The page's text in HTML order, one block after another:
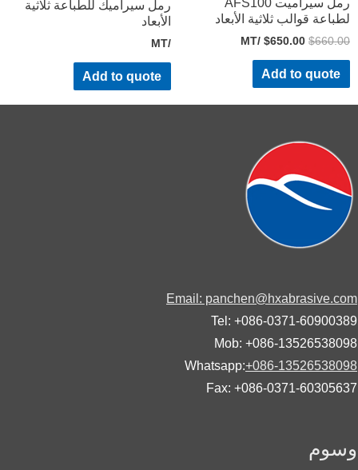
رمل سيراميت AFS100
قوالب ثلاثية الأبعاد
$
$650.00
/MT
Add to quote
رمل سيراميك للطباعة ثلاثية
الأبعاد
Add to quote
Email:
Tel: +086-0371-
Mob: +086-
Whatsapp:+086-
Fax: +086-0371-